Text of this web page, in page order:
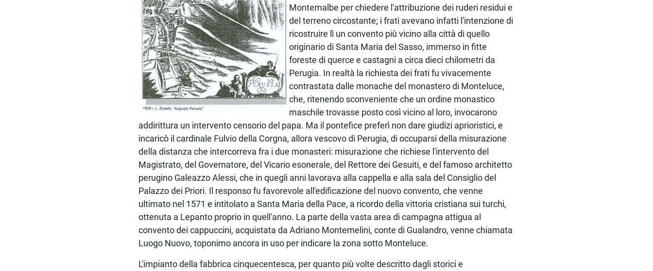
Montemalbe per chiedere l'attribuzione dei ruderi residui e
del terreno circostante; i frati avevano infatti l'intenzione di
ricostruire lì un convento più vicino alla città di quello
originario di Santa Maria del Sasso, immerso in fitte
foreste di querce e castagni a circa dieci chilometri da
Perugia. In realtà la richiesta dei frati fu vivacemente
contrastata dalle monache del monastero di Monteluce,
che, ritenendo sconveniente che un ordine monastico
maschile trovasse posto così vicino al loro, invocarono
addirittura un intervento censorio del papa. Ma il pontefice preferì non dare giudizi aprioristici, e
incaricò il cardinale Fulvio della Corgna, allora vescovo di Perugia, di occuparsi della misurazione
della distanza che intercorreva fra i due monasteri: misurazione che richiese l'intervento del
Magistrato, del Governatore, del Vicario esonerale, del Rettore dei Gesuiti, e del famoso architetto
perugino Galeazzo Alessi, che in quegli anni lavorava alla cappella e alla sala del Consiglio del
Palazzo dei Priori. Il responso fu favorevole all'edificazione del nuovo convento, che venne
ultimato nel 1571 e intitolato a Santa Maria della Pace, a ricordo della vittoria cristiana sui turchi,
ottenuta a Lepanto proprio in quell'anno. La parte della vasta area di campagna attigua al
convento dei cappuccini, acquistata da Adriano Montemelini, conte di Gualandro, venne chiamata
Luogo Nuovo, toponimo ancora in uso per indicare la zona sotto Monteluce.
L'impianto della fabbrica cinquecentesca, per quanto più volte descritto dagli storici e